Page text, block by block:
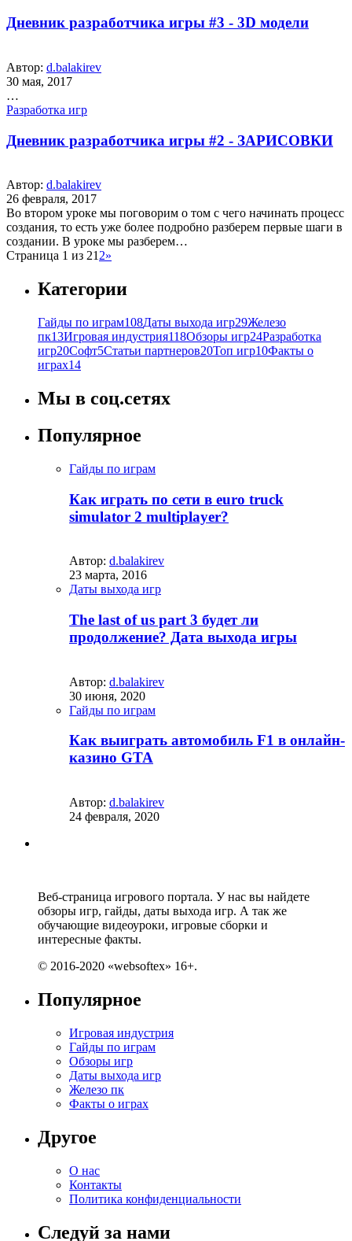
Дневник разработчика игры #3 - 3D модели
Автор: d.balakirev
30 мая, 2017
…
Разработка игр
Дневник разработчика игры #2 - ЗАРИСОВКИ
Автор: d.balakirev
26 февраля, 2017
Во втором уроке мы поговорим о том с чего начинать процесс
создания, то есть уже более подробно разберем первые шаги в
создании. В уроке мы разберем…
Страница 1 из 21 2»
Категории
Гайды по играм108Даты выхода игр29Железо
пк13Игровая индустрия118Обзоры игр24Разработка
игр20Софт5Статьи партнеров20Топ игр10Факты о
играх14
Мы в соц.сетях
Популярное
Гайды по играм
Как играть по сети в euro truck
simulator 2 multiplayer?
Автор: d.balakirev
23 марта, 2016
Даты выхода игр
The last of us part 3 будет ли
продолжение? Дата выхода игры
Автор: d.balakirev
30 июня, 2020
Гайды по играм
Как выиграть автомобиль F1 в онлайн-
казино GTA
Автор: d.balakirev
24 февраля, 2020
Веб-страница игрового портала. У нас вы найдете
обзоры игр, гайды, даты выхода игр. А так же
обучающие видеоуроки, игровые сборки и
интересные факты.
© 2016-2020 «websoftex» 16+.
Популярное
Игровая индустрия
Гайды по играм
Обзоры игр
Даты выхода игр
Железо пк
Факты о играх
Другое
О нас
Контакты
Политика конфиденциальности
Следуй за нами